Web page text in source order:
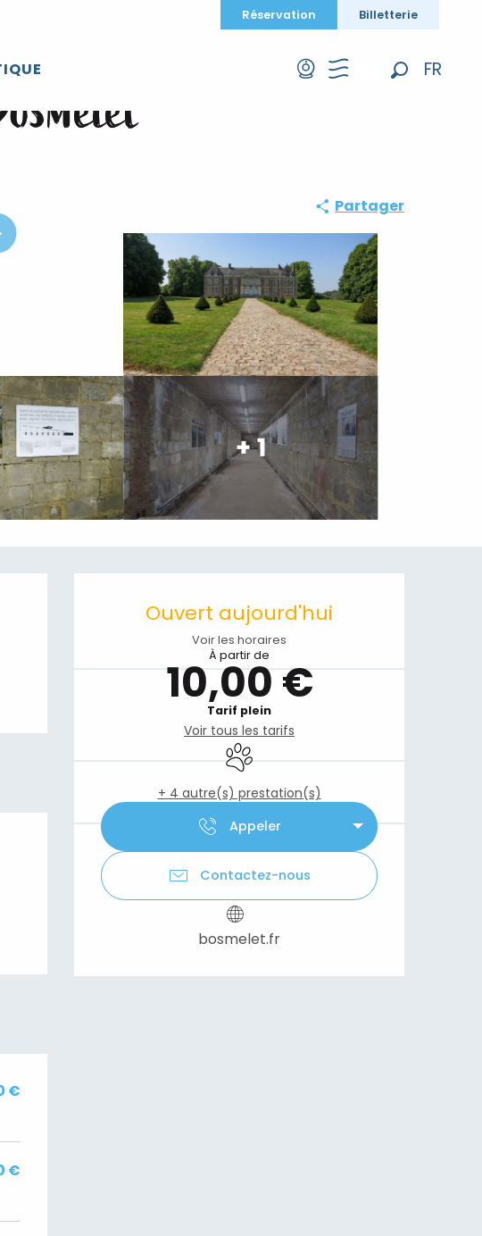
FR
Réservation Billetterie
Partager
+ 1
Ouverture et coordonnées
Ouvert aujourd'hui
Voir les horaires
À partir de
10,00 €
Tarif plein
Voir tous les tarifs
Animaux acceptés
+ 4 autre(s) prestation(s)
Appeler
Contactez-nous
bosmelet.fr
€
€